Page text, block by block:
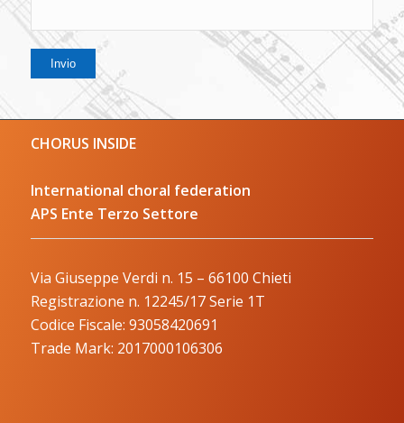
CHORUS INSIDE
International choral federation
APS Ente Terzo Settore
Via Giuseppe Verdi n. 15 – 66100 Chieti
Registrazione n. 12245/17 Serie 1T
Codice Fiscale: 93058420691
Trade Mark: 2017000106306